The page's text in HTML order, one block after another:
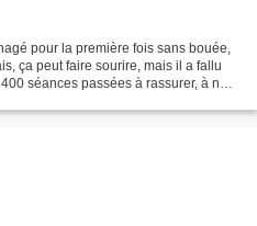
pour la première fois sans bouée,
ça peut faire sourire, mais il a fallu
séances passées à rassurer, à ne